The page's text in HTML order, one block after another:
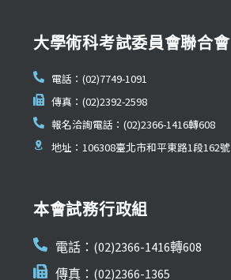
大學術科考試委員會聯合會
電話：(02)7749-1091
傳真：(02)2392-2598
報名洽詢電話：(02)2366-1416轉608
地址：106308臺北市和平東路1段162號
本會試務行政組
電話：(02)2366-1416轉608
傳真：(02)2366-1365